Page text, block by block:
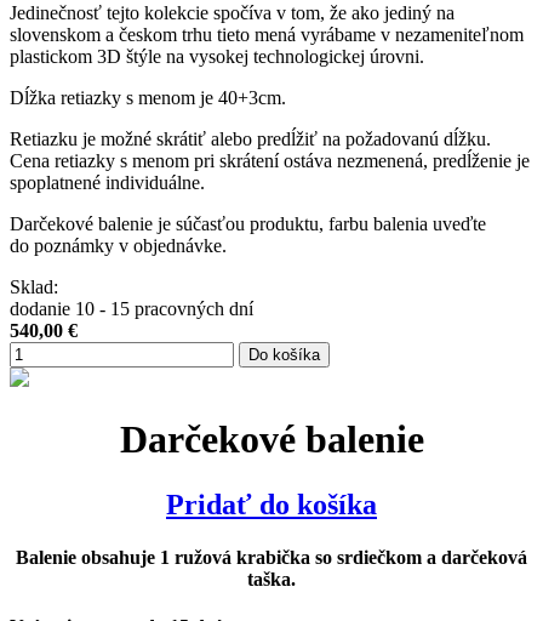
Jedinečnosť tejto kolekcie spočíva v tom, že ako jediný na
slovenskom a českom trhu tieto mená vyrábame v nezameniteľnom
plastickom 3D štýle na vysokej technologickej úrovni.
Dĺžka retiazky s menom je 40+3cm.
Retiazku je možné skrátiť alebo predĺžiť na požadovanú dĺžku.
Cena retiazky s menom pri skrátení ostáva nezmenená, predĺženie je
spoplatnené individuálne.
Darčekové balenie je súčasťou produktu, farbu balenia uveďte
do poznámky v objednávke.
Sklad:
dodanie 10 - 15 pracovných dní
540,00 €
Do košíka
Darčekové balenie
Pridať do košíka
Balenie obsahuje 1 ružová krabička so srdiečkom a darčeková
taška.